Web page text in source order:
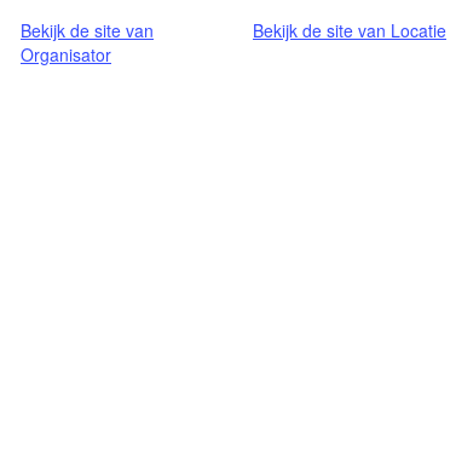
Bekijk de site van
Organisator
Bekijk de site van Locatie